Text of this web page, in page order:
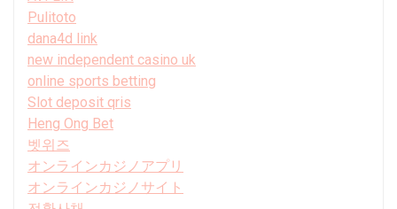
Pulitoto
dana4d link
new independent casino uk
online sports betting
Slot deposit qris
Heng Ong Bet
벳위즈
オンラインカジノアプリ
オンラインカジノサイト